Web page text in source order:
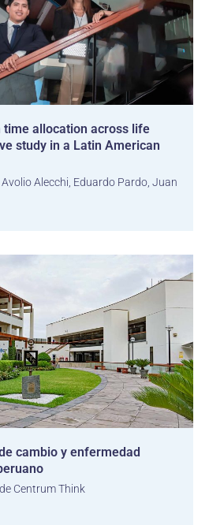
time allocation across life
study in a Latin American
Alecchi, Eduardo Pardo, Juan
cambio y enfermedad
Centrum Think